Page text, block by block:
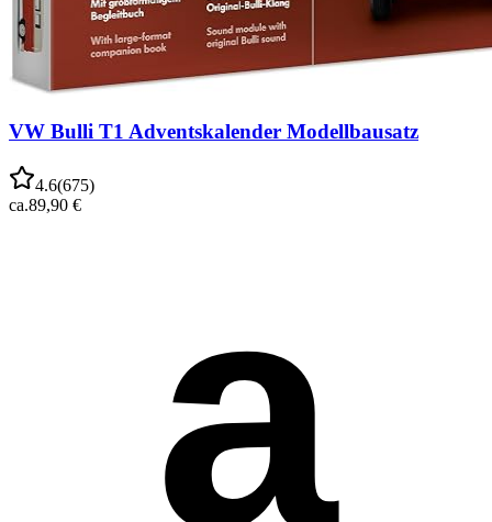
VW Bulli T1 Adventskalender Modellbausatz
4.6(675)
ca.89,90 €
a